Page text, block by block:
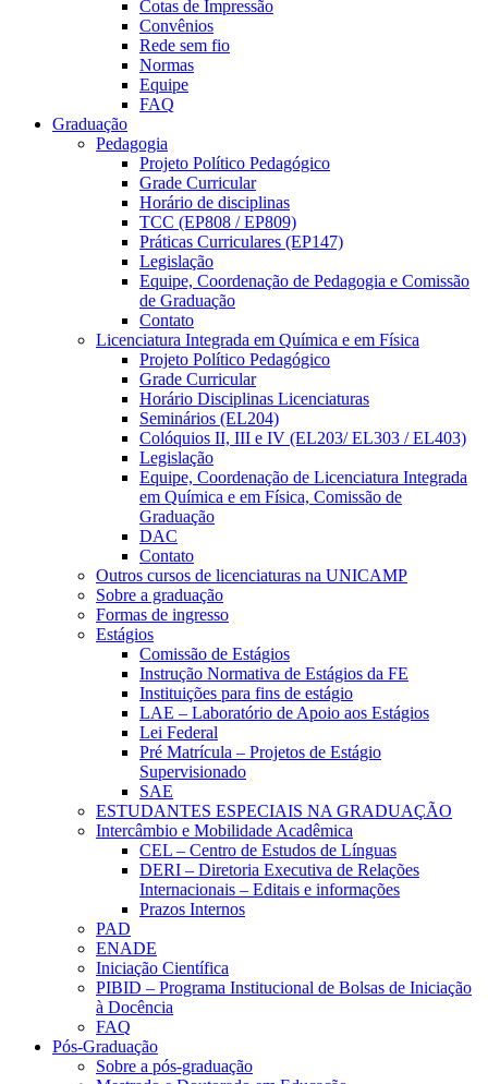
Cotas de Impressão
Convênios
Rede sem fio
Normas
Equipe
FAQ
Graduação
Pedagogia
Projeto Político Pedagógico
Grade Curricular
Horário de disciplinas
TCC (EP808 / EP809)
Práticas Curriculares (EP147)
Legislação
Equipe, Coordenação de Pedagogia e Comissão
de Graduação
Contato
Licenciatura Integrada em Química e em Física
Projeto Político Pedagógico
Grade Curricular
Horário Disciplinas Licenciaturas
Seminários (EL204)
Colóquios II, III e IV (EL203/ EL303 / EL403)
Legislação
Equipe, Coordenação de Licenciatura Integrada
em Química e em Física, Comissão de
Graduação
DAC
Contato
Outros cursos de licenciaturas na UNICAMP
Sobre a graduação
Formas de ingresso
Estágios
Comissão de Estágios
Instrução Normativa de Estágios da FE
Instituições para fins de estágio
LAE – Laboratório de Apoio aos Estágios
Lei Federal
Pré Matrícula – Projetos de Estágio
Supervisionado
SAE
ESTUDANTES ESPECIAIS NA GRADUAÇÃO
Intercâmbio e Mobilidade Acadêmica
CEL – Centro de Estudos de Línguas
DERI – Diretoria Executiva de Relações
Internacionais – Editais e informações
Prazos Internos
PAD
ENADE
Iniciação Científica
PIBID – Programa Institucional de Bolsas de Iniciação
à Docência
FAQ
Pós-Graduação
Sobre a pós-graduação